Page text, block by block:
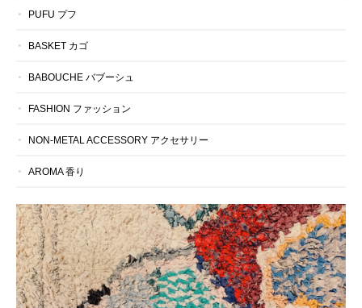
PUFU プフ
BASKET カゴ
BABOUCHE バブーシュ
FASHION ファッション
NON-METAL ACCESSORY アクセサリー
AROMA 香り